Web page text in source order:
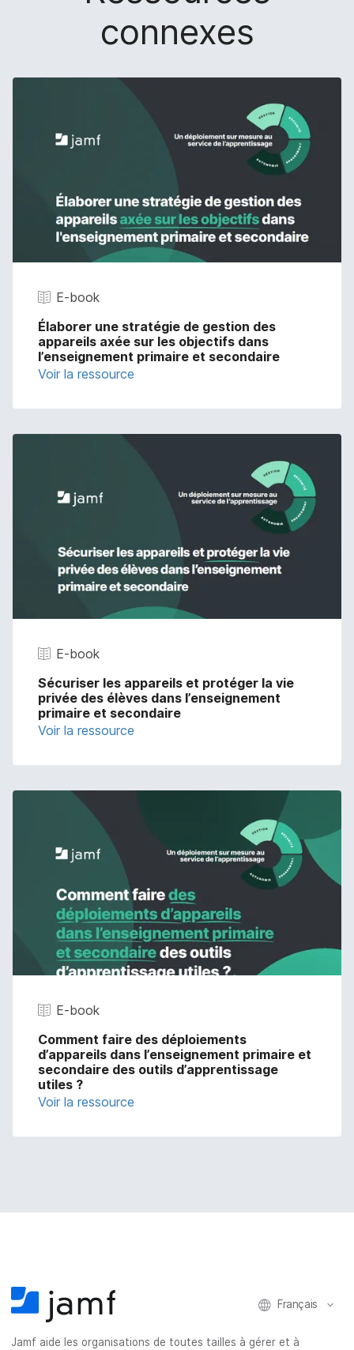
connexes
E-book
Élaborer une stratégie de gestion des
appareils axée sur les objectifs dans
l’enseignement primaire et secondaire
Voir la ressource
E-book
Sécuriser les appareils et protéger la vie
privée des élèves dans l’enseignement
primaire et secondaire
Voir la ressource
E-book
Comment faire des déploiements
d’appareils dans l’enseignement primaire et
secondaire des outils d’apprentissage
utiles ?
Voir la ressource
Français
Jamf aide les organisations de toutes tailles à gérer et à